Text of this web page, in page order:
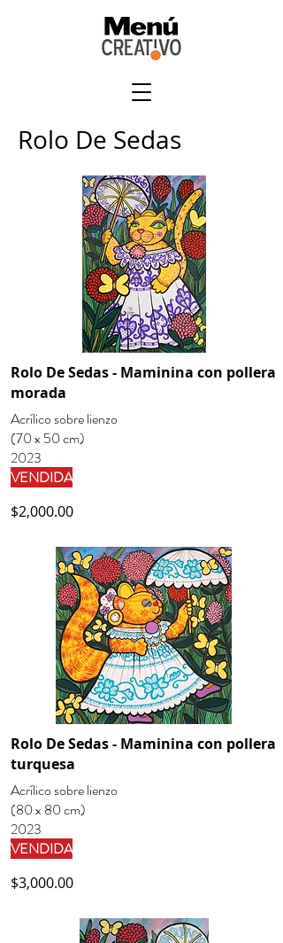
Rolo De Sedas
Rolo De Sedas - Maminina con pollera
morada
Acrílico sobre lienzo
(70 x 50 cm)
2023
VENDIDA
$2,000.00
Rolo De Sedas - Maminina con pollera
turquesa
Acrílico sobre lienzo
(80 x 80 cm)
2023
VENDIDA
$3,000.00